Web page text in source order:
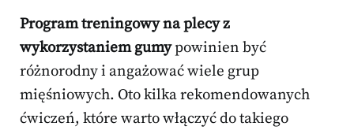
Program treningowy na plecy z
wykorzystaniem gumypowinien być
różnorodny i angażować wiele grup
mięśniowych. Oto kilka rekomendowanych
ćwiczeń, które warto włączyć do takiego